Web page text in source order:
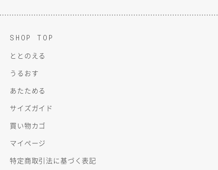
SHOP TOP
ととのえる
うるおす
あたためる
サイズガイド
買い物カゴ
マイページ
特定商取引法に基づく表記